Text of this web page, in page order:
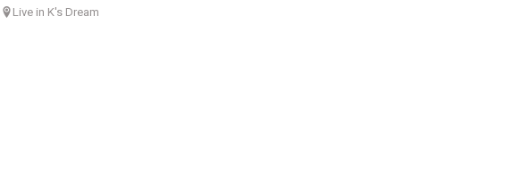
Live in K's Dream